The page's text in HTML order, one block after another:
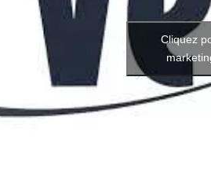
Cliquez